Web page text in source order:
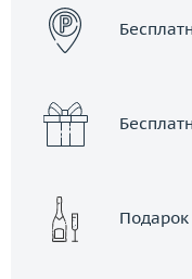
Подарок